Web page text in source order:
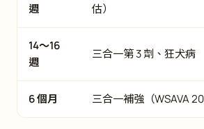
週
估）
14～16
週
三合一第 3 劑、狂犬病
6 個月 三合一補強（WSAVA